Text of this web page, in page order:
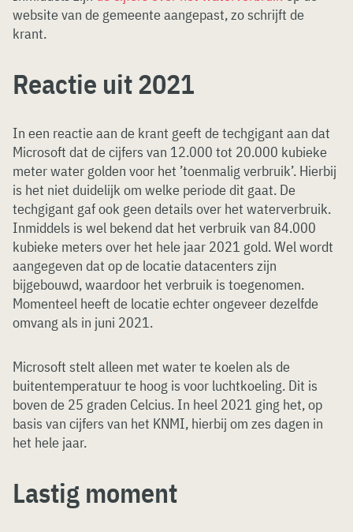
website van de gemeente aangepast, zo schrijft de
krant.
Reactie uit 2021
In een reactie aan de krant geeft de techgigant aan dat
Microsoft dat de cijfers van 12.000 tot 20.000 kubieke
meter water golden voor het ’toenmalig verbruik’. Hierbij
is het niet duidelijk om welke periode dit gaat. De
techgigant gaf ook geen details over het waterverbruik.
Inmiddels is wel bekend dat het verbruik van 84.000
kubieke meters over het hele jaar 2021 gold. Wel wordt
aangegeven dat op de locatie datacenters zijn
bijgebouwd, waardoor het verbruik is toegenomen.
Momenteel heeft de locatie echter ongeveer dezelfde
omvang als in juni 2021.
Microsoft stelt alleen met water te koelen als de
buitentemperatuur te hoog is voor luchtkoeling. Dit is
boven de 25 graden Celcius. In heel 2021 ging het, op
basis van cijfers van het KNMI, hierbij om zes dagen in
het hele jaar.
Lastig moment